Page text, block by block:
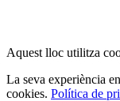
Aquest lloc utilitza
La seva experiència
cookies. Política de